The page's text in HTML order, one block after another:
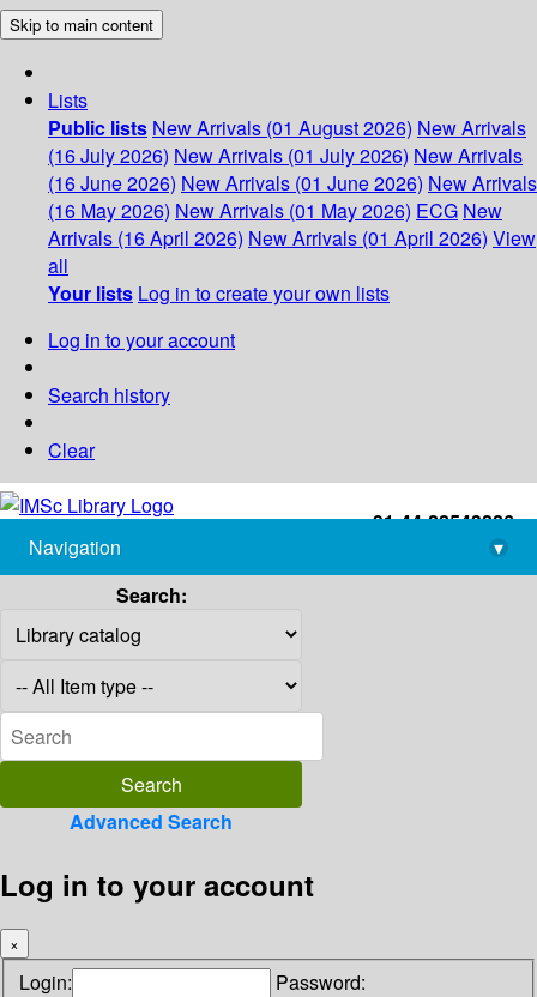
Skip to main content
Lists
Public lists New Arrivals (01 August 2026) New Arrivals
(16 July 2026) New Arrivals (01 July 2026) New Arrivals
(16 June 2026) New Arrivals (01 June 2026) New Arrivals
(16 May 2026) New Arrivals (01 May 2026) ECG New
Arrivals (16 April 2026) New Arrivals (01 April 2026) View
all
Your lists Log in to create your own lists
Log in to your account
Search history
Clear
+91-44-22543226
library@imsc.res.in
Navigation
▾
Search:
Advanced Search
Log in to your account
×
Login: Password: